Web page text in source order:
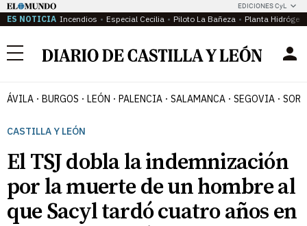
EDICIONES CyL
ES NOTICIA Incendios Especial Cecilia Piloto La Bañeza Planta
Menú
ÁVILA BURGOS LEÓN PALENCIA SALAMANCA SEGOVIA
CASTILLA Y LEÓN
El TSJ dobla la indemnización
por la muerte de un hombre al
que Sacyl tardó cuatro años en